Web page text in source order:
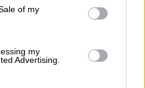
of my
my
Advertising.